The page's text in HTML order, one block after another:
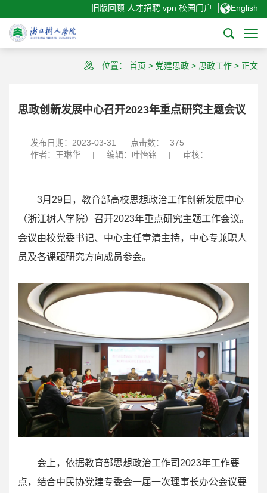
旧版回顾 人才招聘 vpn 校园门户 English
位置： 首页 > 党建思政 > 思政工作 > 正文
思政创新发展中心召开2023年重点研究主题会议
发布日期：2023-03-31 点击数：
375
作者：王琳华
| 编辑：叶怡铭 | 审核：
3月29日，教育部高校思想政治工作创新发展中心
（浙江树人学院）召开2023年重点研究主题工作会议。
会议由校党委书记、中心主任章清主持，中心专兼职人
员及各课题研究方向成员参会。
会上，依据教育部思想政治工作司2023年工作要
点，结合中民协党建专委会一届一次理事长办公会议要